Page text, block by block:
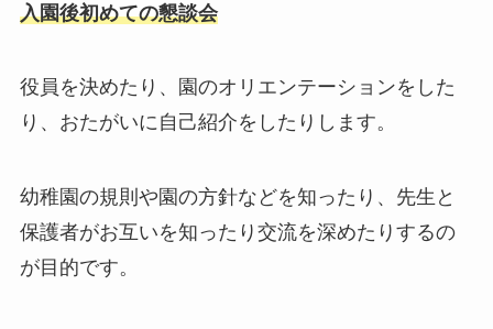
入園後初めての懇談会
役員を決めたり、園のオリエンテーションをした
り、おたがいに自己紹介をしたりします。
幼稚園の規則や園の方針などを知ったり、先生と
保護者がお互いを知ったり交流を深めたりするの
が目的です。